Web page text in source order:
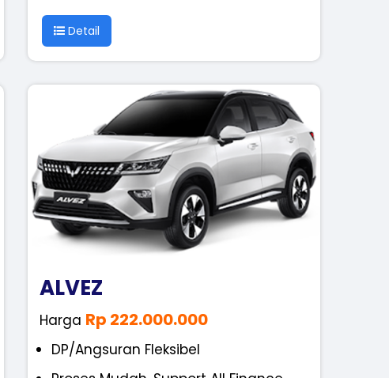
Detail
ALVEZ
Harga Rp 222.000.000
DP/Angsuran Fleksibel